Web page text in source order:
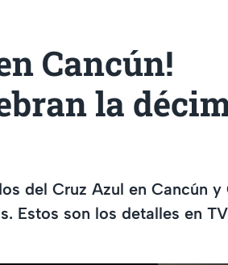
Cancún!
la
del Cruz Azul en Cancún y
Estos son los detalles en